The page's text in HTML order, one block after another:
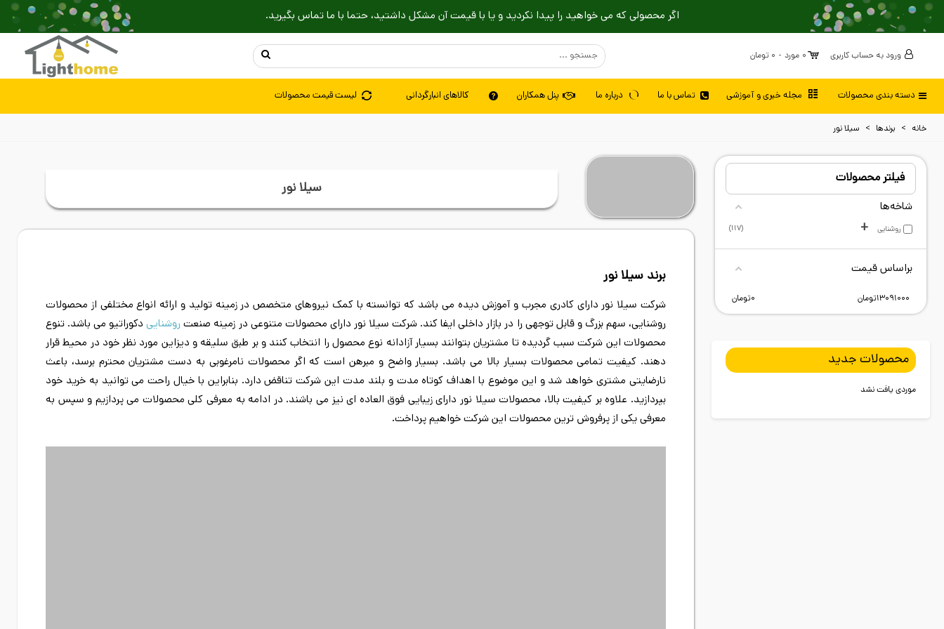
اگر محصولی که می خواهید را پیدا نکردید و یا با قیمت آن مشکل داشتید، حتما با ما تماس بگیرید.
ورود به حساب کاربری 0 مورد - 0 تومان
دسته بندی محصولات مجله خبری و آموزشی تماس با ما درباره ما پنل همکاران کالاهای انبارگردانی لیست قیمت محصولات
خانه > برندها > سیلا نور
فیلتر محصولات
شاخه‌ها
روشنایی 117 +
براساس قیمت
محصولات جدید
سیلا نور
برند سیلا نور
شرکت سیلا نور دارای کادری مجرب و آموزش دیده می باشد که توانسته با کمک نیروهای متخصص در زمینه تولید و ارائه انواع مختلفی از محصولات
روشنایی، سهم بزرگ و قابل توجهی را در بازار داخلی ایفا کند. شرکت سیلا نور دارای محصولات متنوعی در زمینه صنعتروشناییدکوراتیو می باشد. تنوع
محصولات این شرکت سبب گردیده تا مشتریان بتوانند بسیار آزادانه نوع محصول را انتخاب کنند و بر طبق سلیقه و دیزاین مورد نظر خود در محیط قرار
دهند. کیفیت تمامی محصولات بسیار بالا می باشد. بسیار واضح و مبرهن است که اگر محصولات نامرغوبی به دست مشتریان محترم برسد، باعث
نارضایتی مشتری خواهد شد و این موضوع با اهداف کوتاه مدت و بلند مدت این شرکت تناقض دارد. بنابراین با خیال راحت می توانید به خرید خود
بپردازید. علاوه بر کیفیت بالا، محصولات سیلا نور دارای زیبایی فوق العاده ای نیز می باشند. در ادامه به معرفی کلی محصولات می پردازیم و سپس به
معرفی یکی از پرفروش ترین محصولات این شرکت خواهیم پرداخت.